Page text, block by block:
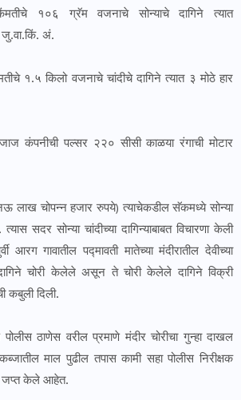
१०६ ग्रॅम वजनाचे सोन्याचे दागिने त्यात
अं.
१.५ किलो वजनाचे चांदीचे दागिने त्यात ३ मोठे हार
कंपनीची पल्सर २२० सीसी काळया रंगाची मोटार
चोपन्न हजार रुपये) त्याचेकडील सॅकमध्ये सोन्या
सदर सोन्या चांदीच्या दागिन्याबाबत विचारणा केली
आरग गावातील प‌द्मावती मातेच्या मंदीरातील देवीच्या
दागिने चोरी केलेले असून ते चोरी केलेले दागिने विक्री
कबुली दिली.
ठाणेस वरील प्रमाणे मंदीर चोरीचा गुन्हा दाखल
माल पुढील तपास कामी सहा पोलीस निरीक्षक
जप्त केले आहेत.